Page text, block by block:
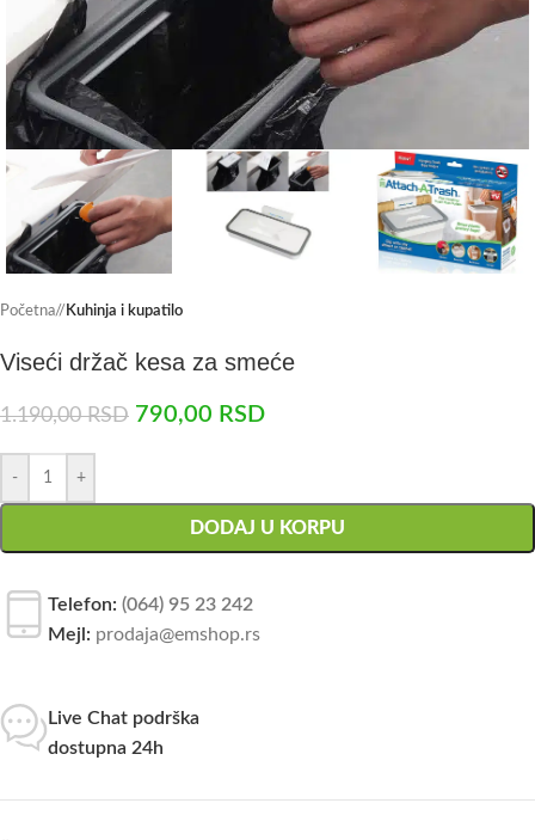
Početna/ Kuhinja i kupatilo
Viseći držač kesa za smeće
1.190,00RSD 790,00 RSD
- +
DODAJ U KORPU
Telefon: (064) 95 23 242
Mejl: prodaja@emshop.rs
Live Chat podrška
dostupna 24h